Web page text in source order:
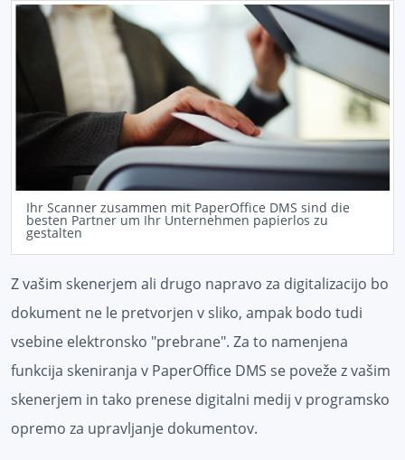
Ihr Scanner zusammen mit PaperOffice DMS sind die
besten Partner um Ihr Unternehmen papierlos zu
gestalten
Z vašim skenerjem ali drugo napravo za digitalizacijo bo
dokument ne le pretvorjen v sliko, ampak bodo tudi
vsebine elektronsko "prebrane". Za to namenjena
funkcija skeniranja v PaperOffice DMS se poveže z vašim
skenerjem in tako prenese digitalni medij v programsko
opremo za upravljanje dokumentov.